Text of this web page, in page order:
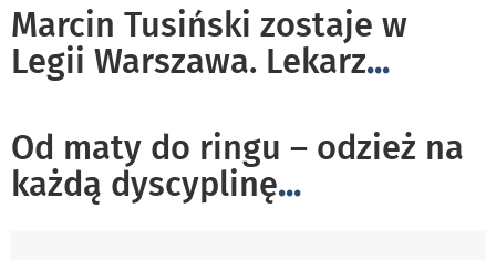
Marcin Tusiński zostaje w
Legii Warszawa. Lekarz...
Od maty do ringu – odzież na
każdą dyscyplinę...